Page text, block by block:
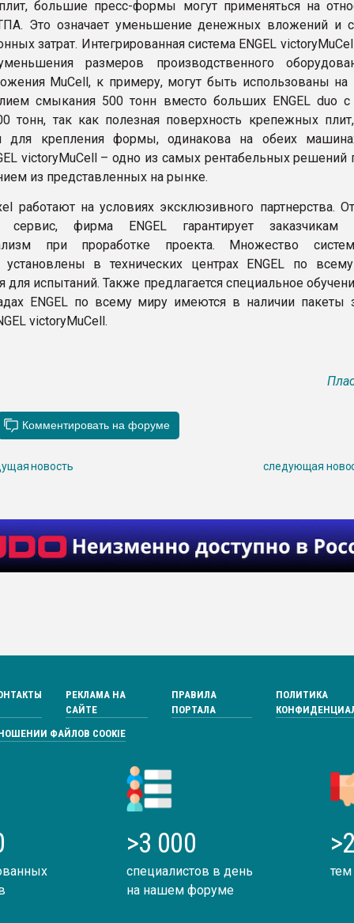
большие пресс-формы могут применяться на
Это означает уменьшение денежных вложений и
затрат. Интегрированная система ENGEL
размеров производственного
MuCell, к примеру, могут быть использованы
смыкания 500 тонн вместо больших ENGEL duo с
тонн, так как полезная поверхность крепежных
для крепления формы, одинакова на обеих
victoryMuCell – одно из самых рентабельных решений
из представленных на рынке.
работают на условиях эксклюзивного партнерства.
фирма ENGEL гарантирует заказчикам
при проработке проекта. Множество
установлены в технических центрах ENGEL по
для испытаний. Также предлагается специальное
ENGEL по всему миру имеются в наличии пакеты
victoryMuCell.
новость следующая
РЕКЛАМА НА
САЙТЕ
ПРАВИЛА
ПОРТАЛА
ПОЛИТИКА
ФАЙЛОВ COOKIE
>3 000
специалистов в день
на нашем форуме
тем